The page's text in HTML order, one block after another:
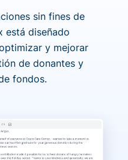
sin fines de
está diseñado
y mejorar
de donantes y
fondos.